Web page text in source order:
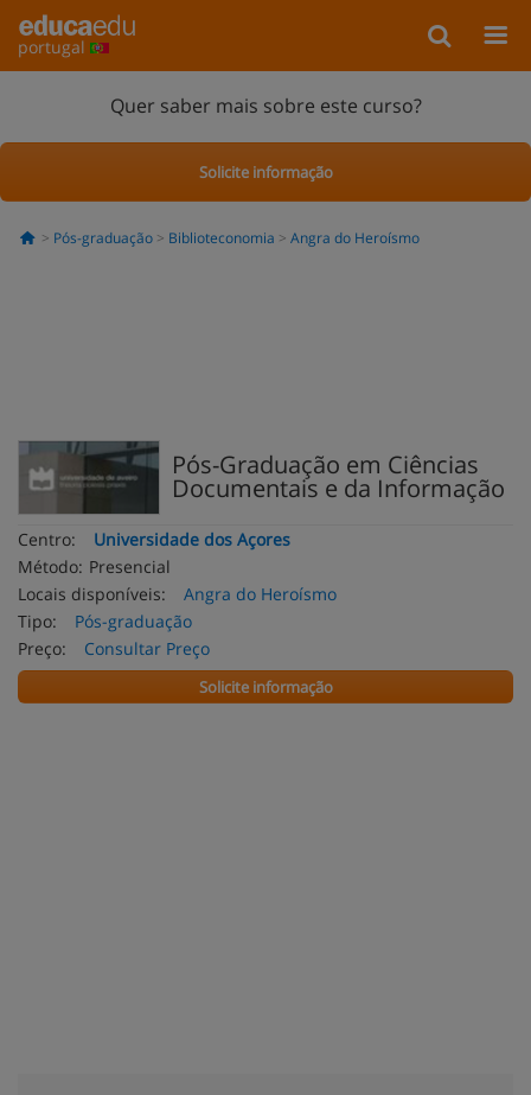
portugal
Quer saber mais sobre este curso?
Solicite informação
Pós-graduação Biblioteconomia Angra do Heroísmo
Pós-Graduação em Ciências
Documentais e da Informação
Centro:
Universidade dos Açores
Método: Presencial
Locais disponíveis:
Angra do Heroísmo
Tipo:
Pós-graduação
Preço:
Consultar Preço
Solicite informação